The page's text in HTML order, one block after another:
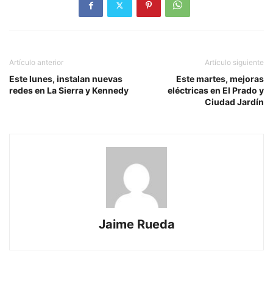
Artículo anterior
Este lunes, instalan nuevas
redes en La Sierra y Kennedy
Artículo siguiente
Este martes, mejoras
eléctricas en El Prado y
Ciudad Jardín
Jaime Rueda